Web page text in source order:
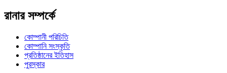
রানার সম্পর্কে
কোম্পানী পরিচিতি
কোম্পানি সংস্কৃতি
প্রতিষ্ঠানের ইতিহাস
পুরস্কার